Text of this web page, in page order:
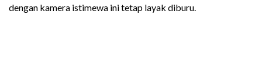
dengan kamera istimewa ini tetap layak diburu.